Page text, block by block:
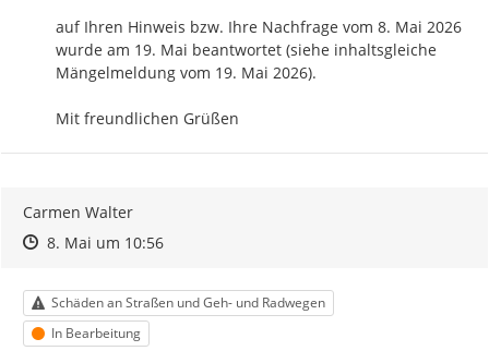
auf Ihren Hinweis bzw. Ihre Nachfrage vom 8. Mai 2026
wurde am 19. Mai beantwortet (siehe inhaltsgleiche
Mängelmeldung vom 19. Mai 2026).
Mit freundlichen Grüßen
Carmen Walter
Zeitpunkt des Erstellens
Zeitpunkt des Erstellens
8. Mai um 10:56Zur Äußerung
Kategorie
Schäden an Straßen und Geh- und Radwegen
Status
In Bearbeitung